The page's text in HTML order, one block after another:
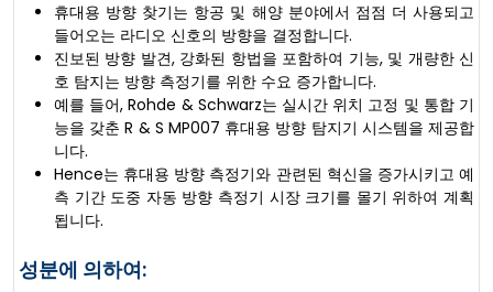
휴대용 방향 찾기는 항공 및 해양 분야에서 점점 더 사용되고
들어오는 라디오 신호의 방향을 결정합니다.
진보된 방향 발견, 강화된 항법을 포함하여 기능, 및 개량한 신
호 탐지는 방향 측정기를 위한 수요 증가합니다.
예를 들어, Rohde & Schwarz는 실시간 위치 고정 및 통합 기
능을 갖춘 R & S MP007 휴대용 방향 탐지기 시스템을 제공합
니다.
Hence는 휴대용 방향 측정기와 관련된 혁신을 증가시키고 예
측 기간 도중 자동 방향 측정기 시장 크기를 몰기 위하여 계획
됩니다.
성분에 의하여: